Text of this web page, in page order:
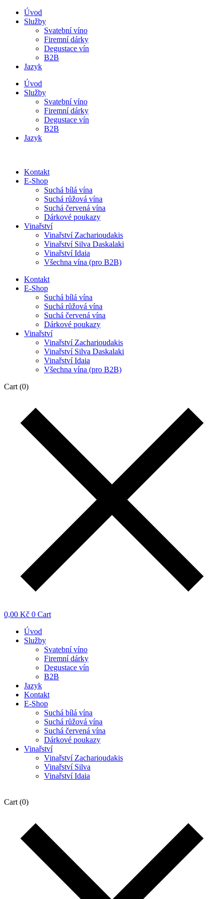
Úvod
Služby
Svatební víno
Firemní dárky
Degustace vín
B2B
Jazyk
Úvod
Služby
Svatební víno
Firemní dárky
Degustace vín
B2B
Jazyk
Kontakt
E-Shop
Suchá bílá vína
Suchá růžová vína
Suchá červená vína
Dárkové poukazy
Vinařství
Vinařství Zacharioudakis
Vinařství Silva Daskalaki
Vinařství Idaia
Všechna vína (pro B2B)
Kontakt
E-Shop
Suchá bílá vína
Suchá růžová vína
Suchá červená vína
Dárkové poukazy
Vinařství
Vinařství Zacharioudakis
Vinařství Silva Daskalaki
Vinařství Idaia
Všechna vína (pro B2B)
Cart (0)
0,00 Kč 0 Cart
Úvod
Služby
Svatební víno
Firemní dárky
Degustace vín
B2B
Jazyk
Kontakt
E-Shop
Suchá bílá vína
Suchá růžová vína
Suchá červená vína
Dárkové poukazy
Vinařství
Vinařství Zacharioudakis
Vinařství Silva
Vinařství Idaia
Cart (0)